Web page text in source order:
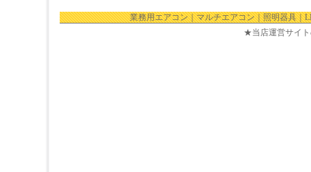
業務用エアコン｜マルチエアコン｜照明器具｜
★当店運営サイ